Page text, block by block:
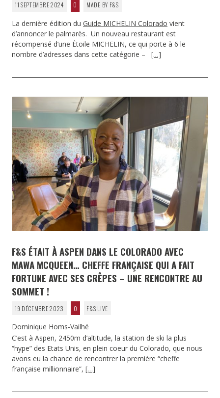
11 SEPTEMBRE 2024 0 MADE BY F&S
La dernière édition du Guide MICHELIN Colorado vient
d’annoncer le palmarès. Un nouveau restaurant est
récompensé d’une Étoile MICHELIN, ce qui porte à 6 le
nombre d’adresses dans cette catégorie – […]
F&S ÉTAIT À ASPEN DANS LE COLORADO AVEC
MAWA MCQUEEN… CHEFFE FRANÇAISE QUI A FAIT
FORTUNE AVEC SES CRÊPES – UNE RENCONTRE AU
SOMMET !
19 DÉCEMBRE 2023 0 F&S LIVE
Dominique Homs-Vailhé
C’est à Aspen, 2450m d’altitude, la station de ski la plus
“hype” des Etats Unis, en plein coeur du Colorado, que nous
avons eu la chance de rencontrer la première “cheffe
française millionnaire”, […]